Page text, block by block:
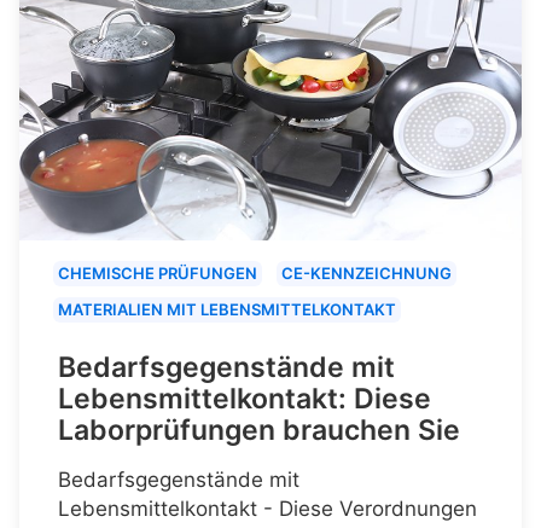
CHEMISCHE PRÜFUNGEN
CE-KENNZEICHNUNG
MATERIALIEN MIT LEBENSMITTELKONTAKT
Bedarfsgegenstände mit
Lebensmittelkontakt: Diese
Laborprüfungen brauchen Sie
Bedarfsgegenstände mit
Lebensmittelkontakt - Diese Verordnungen